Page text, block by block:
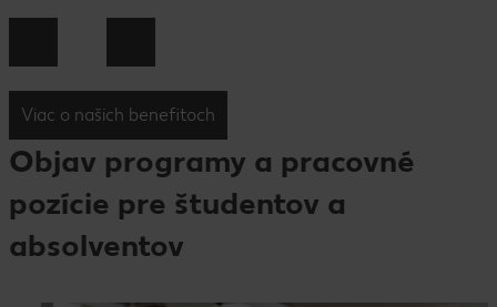
Viac o našich benefitoch
Objav programy a pracovné
pozície pre študentov a
absolventov